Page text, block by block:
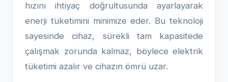
hızını ihtiyaç doğrultusunda ayarlayarak
enerji tüketimini minimize eder. Bu teknoloji
sayesinde cihaz, sürekli tam kapasitede
çalışmak zorunda kalmaz, böylece elektrik
tüketimi azalır ve cihazın ömrü uzar.